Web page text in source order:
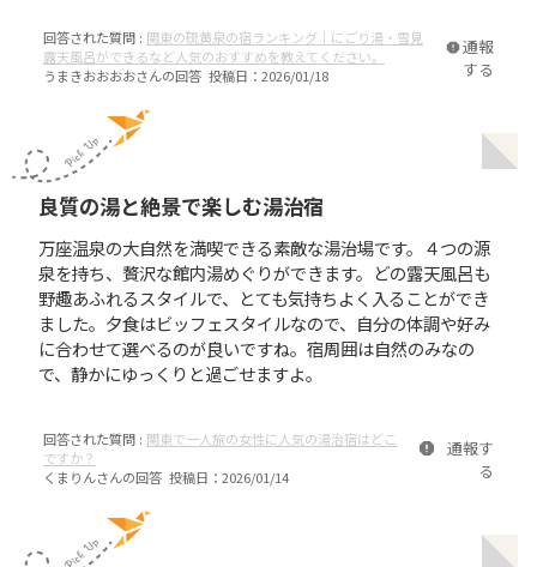
回答された質問 : 関東の硫黄泉の宿ランキング｜にごり湯・雪見
露天風呂ができるなど人気のおすすめを教えてください。
うまきおおおおさんの回答 投稿日： 2026/01/18
通報
する
良質の湯と絶景で楽しむ湯治宿
万座温泉の大自然を満喫できる素敵な湯治場です。４つの源
泉を持ち、贅沢な館内湯めぐりができます。どの露天風呂も
野趣あふれるスタイルで、とても気持ちよく入ることができ
ました。夕食はビッフェスタイルなので、自分の体調や好み
に合わせて選べるのが良いですね。宿周囲は自然のみなの
で、静かにゆっくりと過ごせますよ。
回答された質問 : 関東で一人旅の女性に人気の湯治宿はどこ
ですか？
くまりんさんの回答 投稿日： 2026/01/14
通報す
る